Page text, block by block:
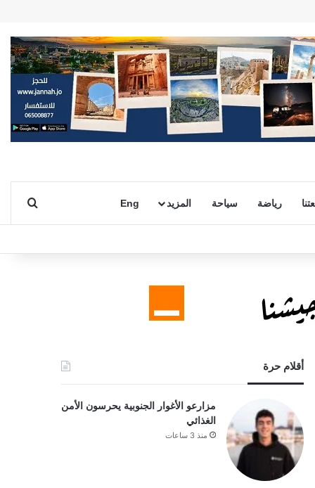
رياضة سياحة المزيد Eng بحث
أقلام حرة
مزارعو الأغوار الجنوبية يحرسون الأمن
الغذائي
منذ 3 ساعات